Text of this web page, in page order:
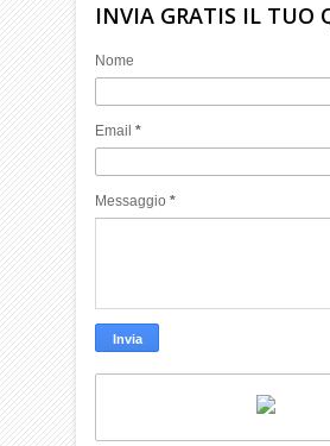
INVIA GRATIS IL TUO
Nome
Email*
Messaggio*